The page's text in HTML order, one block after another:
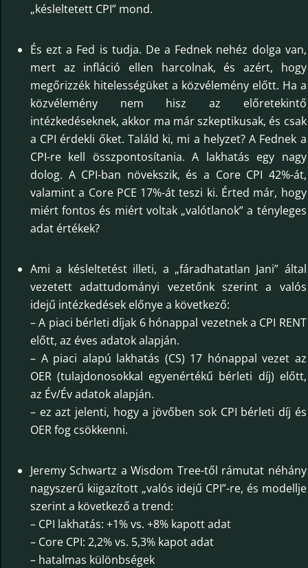
„késleltetett CPI” mond.
És ezt a Fed is tudja. De a Fednek nehéz dolga van,
mert az infláció ellen harcolnak, és azért, hogy
megőrizzék hitelességüket a közvélemény előtt. Ha a
közvélemény nem hisz az előretekintő
intézkedéseknek, akkor ma már szkeptikusak, és csak
a CPI érdekli őket. Találd ki, mi a helyzet? A Fednek a
CPI-re kell összpontosítania. A lakhatás egy nagy
dolog. A CPI-ban növekszik, és a Core CPI 42%-át,
valamint a Core PCE 17%-át teszi ki. Érted már, hogy
miért fontos és miért voltak „valótlanok” a tényleges
adat értékek?
Ami a késleltetést illeti, a „fáradhatatlan Jani” által
vezetett adattudományi vezetőnk szerint a valós
idejű intézkedések előnye a következő:
– A piaci bérleti díjak 6 hónappal vezetnek a CPI RENT
előtt, az éves adatok alapján.
– A piaci alapú lakhatás (CS) 17 hónappal vezet az
OER (tulajdonosokkal egyenértékű bérleti díj) előtt,
az Év/Év adatok alapján.
– ez azt jelenti, hogy a jövőben sok CPI bérleti díj és
OER fog csökkenni.
Jeremy Schwartz a Wisdom Tree-től rámutat néhány
nagyszerű kiigazított „valós idejű CPI”-re, és modellje
szerint a következő a trend:
– CPI lakhatás: +1% vs. +8% kapott adat
– Core CPI: 2,2% vs. 5,3% kapot adat
– hatalmas különbségek